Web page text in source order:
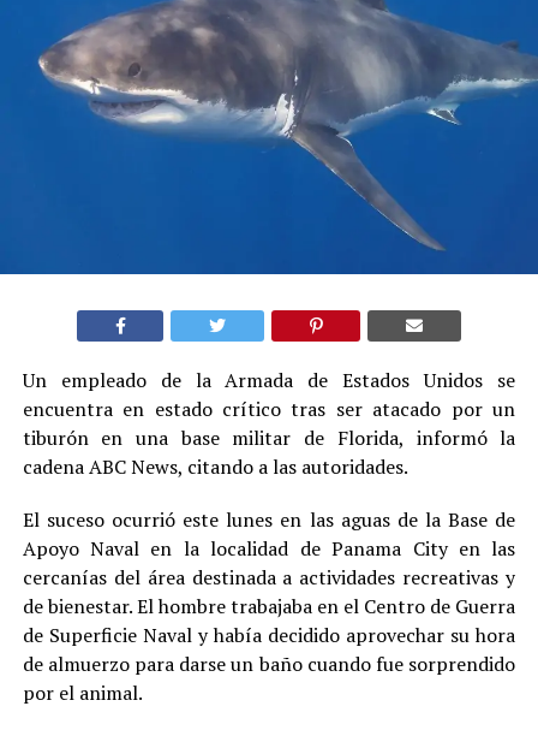
Un empleado de la Armada de Estados Unidos se
encuentra en estado crítico tras ser atacado por un
tiburón en una base militar de Florida, informó la
cadena ABC News, citando a las autoridades.
El suceso ocurrió este lunes en las aguas de la Base de
Apoyo Naval en la localidad de Panama City en las
cercanías del área destinada a actividades recreativas y
de bienestar. El hombre trabajaba en el Centro de Guerra
de Superficie Naval y había decidido aprovechar su hora
de almuerzo para darse un baño cuando fue sorprendido
por el animal.